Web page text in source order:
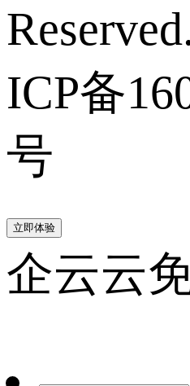
ICP备
号
立即体验
企云云